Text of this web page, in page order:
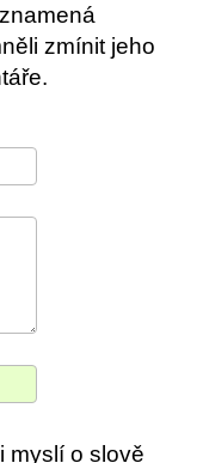
zmínit jeho
myslí o slově